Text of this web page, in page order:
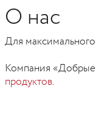
О нас
Для
Компания «Добрые
продуктов.